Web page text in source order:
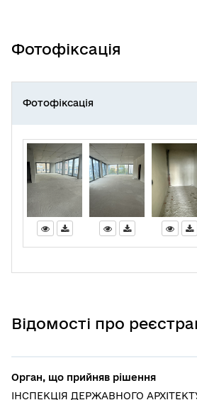
Фотофіксація
Фотофіксація
Відомості про
Орган, що прийняв рішення
ІНСПЕКЦІЯ ДЕРЖАВНОГО